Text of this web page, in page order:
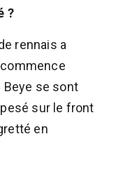
?
rennais a
Beye se sont
pesé sur le front
en